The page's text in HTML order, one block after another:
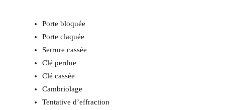
Porte bloquée
Porte claquée
Serrure cassée
Clé perdue
Clé cassée
Cambriolage
Tentative d’effraction